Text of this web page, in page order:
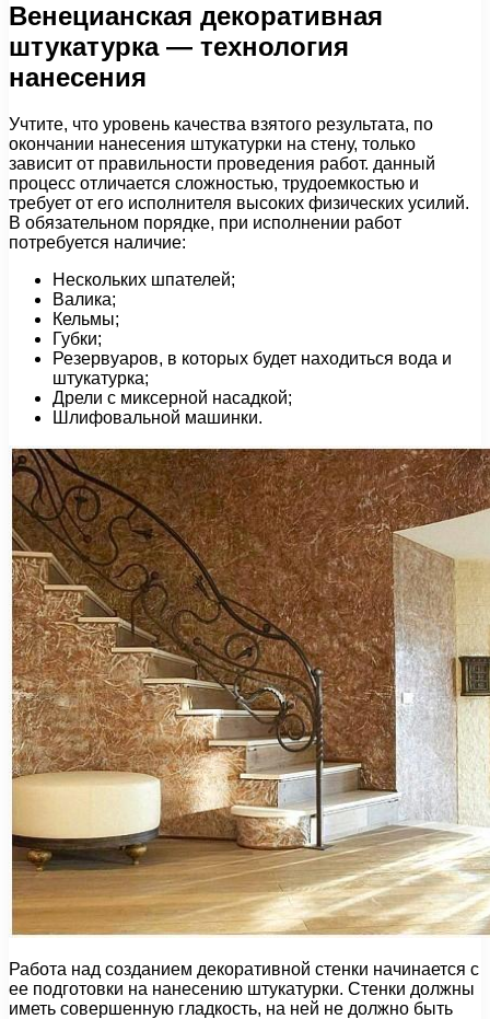
Венецианская декоративная
штукатурка — технология
нанесения
Учтите, что уровень качества взятого результата, по
окончании нанесения штукатурки на стену, только
зависит от правильности проведения работ. данный
процесс отличается сложностью, трудоемкостью и
требует от его исполнителя высоких физических усилий.
В обязательном порядке, при исполнении работ
потребуется наличие:
Нескольких шпателей;
Валика;
Кельмы;
Губки;
Резервуаров, в которых будет находиться вода и
штукатурка;
Дрели с миксерной насадкой;
Шлифовальной машинки.
Работа над созданием декоративной стенки начинается с
ее подготовки на нанесению штукатурки. Стенки должны
иметь совершенную гладкость, на ней не должно быть